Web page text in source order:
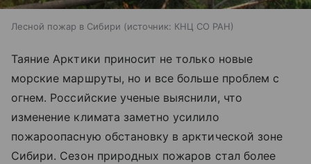
Лесной пожар в Сибири источник: КНЦ СО РАН
Таяние Арктики приносит не только новые
морские маршруты, но и все больше проблем с
огнем. Российские ученые выяснили, что
изменение климата заметно усилило
пожароопасную обстановку в арктической зоне
Сибири. Сезон природных пожаров стал более